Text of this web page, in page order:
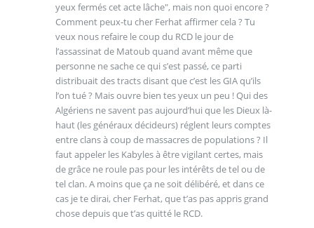
yeux fermés cet acte lâche", mais non quoi encore ?
Comment peux-tu cher Ferhat affirmer cela ? Tu
veux nous refaire le coup du RCD le jour de
l’assassinat de Matoub quand avant même que
personne ne sache ce qui s’est passé, ce parti
distribuait des tracts disant que c’est les GIA qu’ils
l’on tué ? Mais ouvre bien tes yeux un peu ! Qui des
Algériens ne savent pas aujourd’hui que les Dieux là-
haut (les généraux décideurs) réglent leurs comptes
entre clans à coup de massacres de populations ? Il
faut appeler les Kabyles à être vigilant certes, mais
de grâce ne roule pas pour les intérêts de tel ou de
tel clan. A moins que ça ne soit délibéré, et dans ce
cas je te dirai, cher Ferhat, que t’as pas appris grand
chose depuis que t’as quitté le RCD.